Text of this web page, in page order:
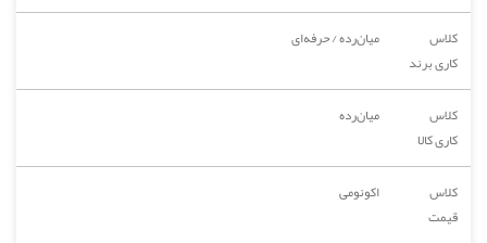
کلاس
کاری برند
میان‌رده / حرفه‌ای
کلاس
کاری کالا
میان‌رده
کلاس
قیمت
اکونومی